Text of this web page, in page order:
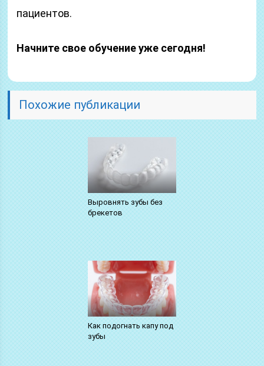
пациентов.
Начните свое обучение уже сегодня!
Похожие публикации
Выровнять зубы без
брекетов
Как подогнать капу под
зубы